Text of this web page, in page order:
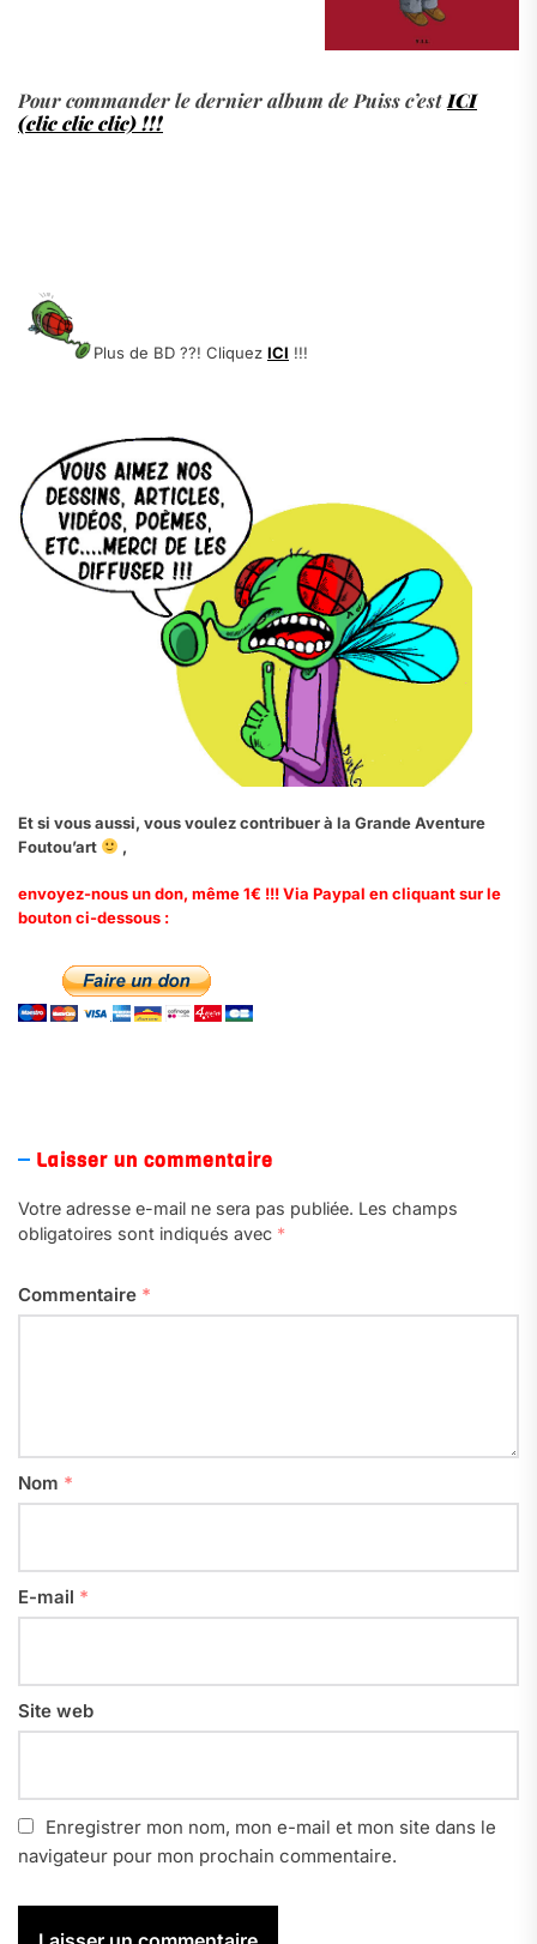
Pour commander le dernier album de Puiss c’estICI
(clic clic clic) !!!
Plus de BD ??! Cliquez ICI !!!
Et si vous aussi, vous voulez contribuer à la Grande Aventure
Foutou’art
,
envoyez-nous un don, même 1€ !!! Via Paypal en cliquant sur le
bouton ci-dessous :
Laisser un commentaire
Votre adresse e-mail ne sera pas publiée. Les champs
obligatoires sont indiqués avec *
Commentaire *
Nom *
E-mail *
Site web
Enregistrer mon nom, mon e-mail et mon site dans le
navigateur pour mon prochain commentaire.